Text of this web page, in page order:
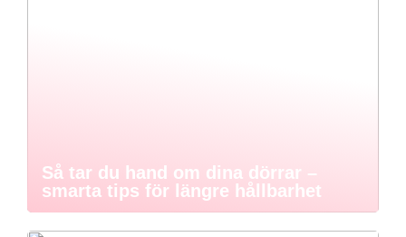
Så tar du hand om dina dörrar –
smarta tips för längre hållbarhet